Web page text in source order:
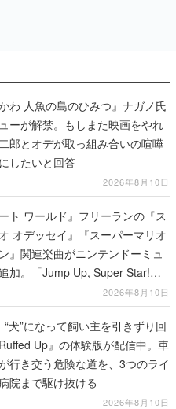
わ 人魚の島のひみつ』ナガノ氏
ーが解禁。もしまた映画をやれ
郎とオデが取っ組み合いの喧嘩
したいと回答
2026年8月10日
ト ワールド』フリーランの『ス
オデッセイ』『スーパーマリオ
』関連楽曲がニンテンドーミュ
加。「Jump Up, Super Star!」
クタウン」など計14曲が配信
2026年8月10日
“犬”になって飼い主を引きずり回
Up』の体験版が配信中。車
行き交う危険な道を、3つのライ
院まで駆け抜ける
2026年8月10日